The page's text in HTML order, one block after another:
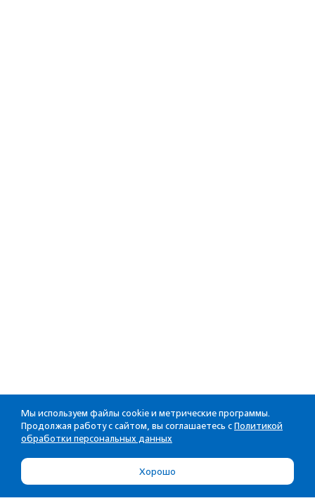
Мы используем файлы cookie и метрические программы.
Продолжая работу с сайтом, вы соглашаетесь с Политикой
обработки персональных данных
Хорошо